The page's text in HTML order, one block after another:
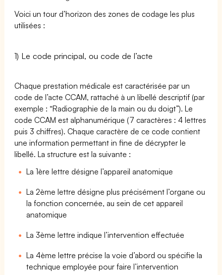
Voici un tour d’horizon des zones de codage les plus
utilisées :
1) Le code principal, ou code de l’acte
Chaque prestation médicale est caractérisée par un
code de l’acte CCAM, rattaché à un libellé descriptif (par
exemple : “Radiographie de la main ou du doigt”). Le
code CCAM est alphanumérique (7 caractères : 4 lettres
puis 3 chiffres). Chaque caractère de ce code contient
une information permettant in fine de décrypter le
libellé. La structure est la suivante :
La 1ère lettre désigne l’appareil anatomique
La 2ème lettre désigne plus précisément l’organe ou
la fonction concernée, au sein de cet appareil
anatomique
La 3ème lettre indique l’intervention effectuée
La 4ème lettre précise la voie d’abord ou spécifie la
technique employée pour faire l’intervention